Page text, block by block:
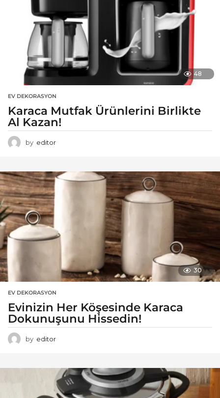
48
EV DEKORASYON
Karaca Mutfak Ürünlerini Birlikte
Al Kazan!
by editor
30
EV DEKORASYON
Evinizin Her Köşesinde Karaca
Dokunuşunu Hissedin!
by editor